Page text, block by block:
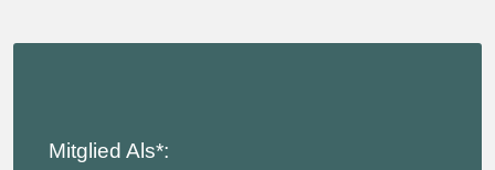
Mitglied Als*: